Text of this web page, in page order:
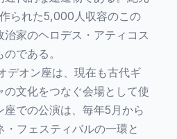
られた5,000人収容のこの
家のヘロデス・アティコス
である。
デオン座は、現在も古代ギ
の文化をつなぐ会場として使
での公演は、毎年5月から
・フェスティバルの一環と